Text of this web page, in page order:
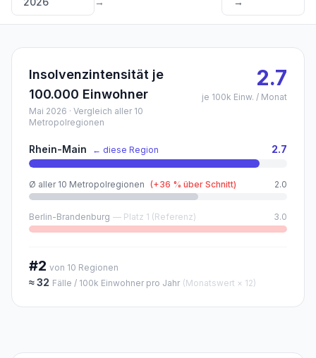
Insolvenzintensität je
100.000 Einwohner
Mai 2026 · Vergleich aller 10
Metropolregionen
2.7
je 100k Einw. / Monat
Rhein-Main ← diese Region 2.7
Ø aller 10 Metropolregionen (+36 % über Schnitt) 2.0
Berlin-Brandenburg — Platz 1 (Referenz) 3.0
#2 von 10 Regionen
≈32 Fälle / 100k Einwohner pro Jahr (Monatswert × 12)